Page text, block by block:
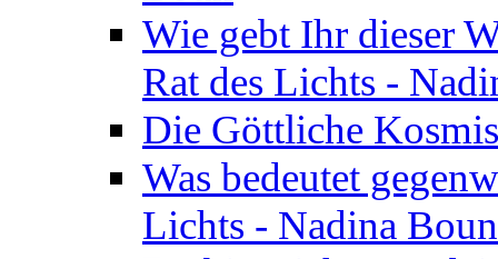
Wie gebt Ihr dieser
Rat des Lichts -
Die Göttliche
Was bedeutet
Lichts - Nadina Boun